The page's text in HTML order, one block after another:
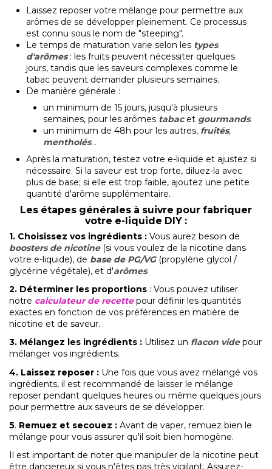
Laissez reposer votre mélange pour permettre aux
arômes de se développer pleinement. Ce processus
est connu sous le nom de "steeping".
Le temps de maturation varie selon les types
d'arômes: les fruits peuvent nécessiter quelques
jours, tandis que les saveurs complexes comme le
tabac peuvent demander plusieurs semaines.
De manière générale :
un minimum de 15 jours, jusqu'à plusieurs
semaines, pour les arômes tabacet gourmands.
un minimum de 48h pour les autres, fruités,
mentholés...
Après la maturation, testez votre e-liquide et ajustez si
nécessaire. Si la saveur est trop forte, diluez-la avec
plus de base; si elle est trop faible, ajoutez une petite
quantité d'arôme supplémentaire.
Les étapes générales à suivre pour fabriquer
votre e-liquide DIY :
1. Choisissez vos ingrédients : Vous aurez besoin de
boosters de nicotine(si vous voulez de la nicotine dans
votre e-liquide), de base de PG/VG(propylène glycol /
glycérine végétale), et d'arômes.
2. Déterminer les proportions : Vous pouvez utiliser
notre calculateur de recette pour définir les quantités
exactes en fonction de vos préférences en matière de
nicotine et de saveur.
3. Mélangez les ingrédients : Utilisez un flacon videpour
mélanger vos ingrédients.
4. Laissez reposer : Une fois que vous avez mélangé vos
ingrédients, il est recommandé de laisser le mélange
reposer pendant quelques heures ou même quelques jours
pour permettre aux saveurs de se développer.
5. Remuez et secouez : Avant de vaper, remuez bien le
mélange pour vous assurer qu'il soit bien homogène.
Il est important de noter que manipuler de la nicotine peut
être dangereux si vous n'êtes pas très vigilant. Assurez-